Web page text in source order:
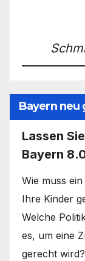
Bayern neu
Lassen
Bayern
Wie muss
Ihre Kinder
Welche
es, um eine
gerecht